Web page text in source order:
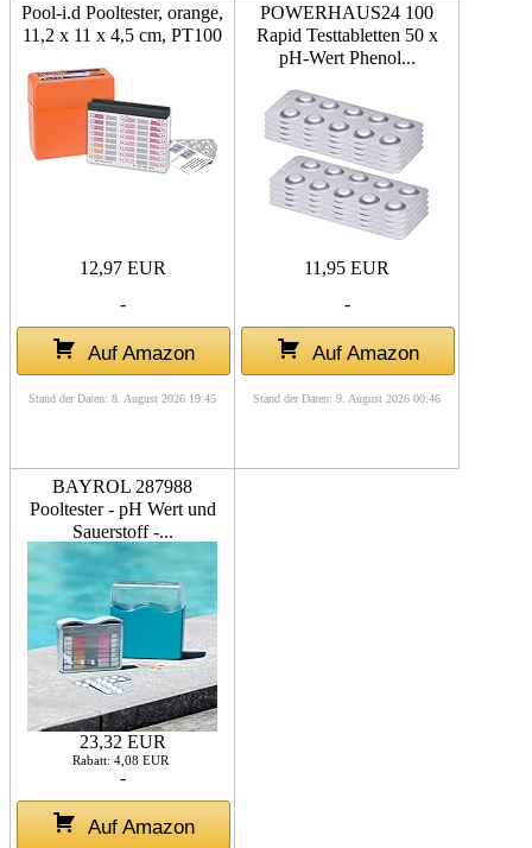
Pool-i.d Pooltester, orange,
11,2 x 11 x 4,5 cm, PT100
12,97 EUR
-
Auf Amazon
Stand der Daten: 8. August 2026 19:45
POWERHAUS24 100
Rapid Testtabletten 50 x
pH-Wert Phenol...
11,95 EUR
-
Auf Amazon
Stand der Daten: 9. August 2026 00:46
BAYROL 287988
Pooltester - pH Wert und
Sauerstoff -...
23,32 EUR
Rabatt: 4,08 EUR
-
Auf Amazon